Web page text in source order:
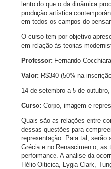
lento do que o da dinâmica
produção artística
em todos os campos do
O curso tem por objetivo
em relação às teorias
Professor: Fernando
Valor: R$340 (50% na
14 de setembro a 5 de
Curso: Corpo, imagem e
Quais são as relações entre
dessas questões para
representação. Para tal, serão
Grécia e no Renascimento, as
performance. A análise da
Hélio Oiticica, Lygia Clark,